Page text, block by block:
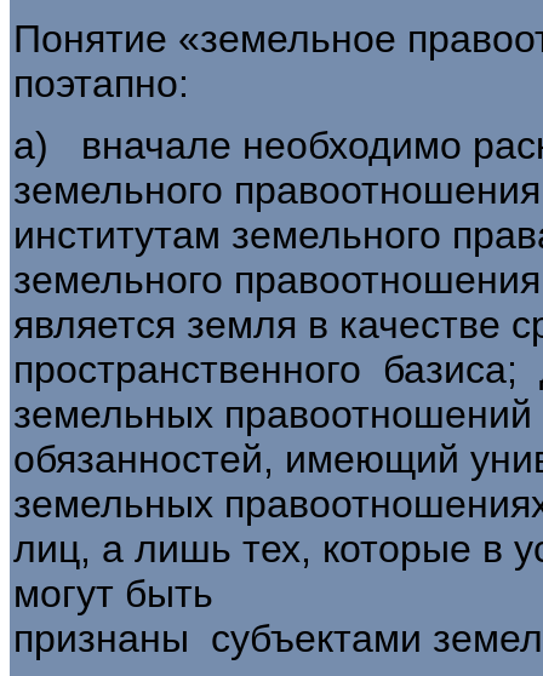
Понятие «земельное
по­этапно:
а) вначале необходимо
земельного
институтам земельного
земельного
является земля в качестве
простран­ственного
земельных правоотношений
обязанностей, имеющий
земельных
лиц, а лишь тех, которые в
могут быть
признаны субъектами